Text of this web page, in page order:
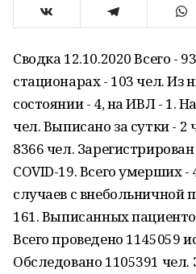
Сводка 12.10.2020 Всего -
стационарах - 103 чел. Из
состоянии - 4, на ИВЛ - 1.
чел. Выписано за сутки - 2
8366 чел.
COVID-19. Всего умерших -
случаев с внебольничной
161. Выписанных
Всего проведено 1145059
Обследовано 1105391 чел.